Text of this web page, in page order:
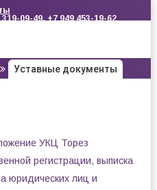
09-49, +7 949 453-19-62
Уставные документы
УКЦ Торез
регистрации, выписка
юридических лиц и